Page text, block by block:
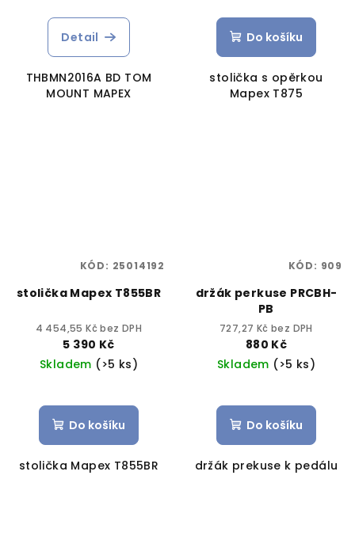
Detail
THBMN2016A BD TOM
MOUNT MAPEX
Do košíku
stolička s opěrkou
Mapex T875
stolička Mapex T855BR
4 454,55 Kč bez DPH
5 390 Kč
Skladem (>5 ks)
Do košíku
stolička Mapex T855BR
KÓD: 25014192
držák perkuse PRCBH-
PB
727,27 Kč bez DPH
880 Kč
Skladem (>5 ks)
Do košíku
držák prekuse k pedálu
KÓD: 909